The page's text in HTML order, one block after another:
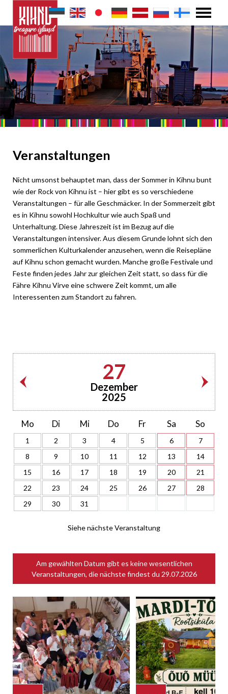
Veranstaltungen
Nicht umsonst behauptet man, dass der Sommer in Kihnu bunt
wie der Rock von Kihnu ist – hier gibt es so verschiedene
Veranstaltungen – für alle Geschmäcker. In der Sommerzeit gibt
es in Kihnu sowohl Hochkultur wie auch Spaß und
Unterhaltung. Diese Jahreszeit ist im Bezug auf die
Veranstaltungen intensiver. Aus diesem Grunde lohnt sich den
sommerlichen Kulturkalender anzusehen, wenn die Reisepläne
auf Kihnu schon gemacht wurden. Manche große Festivale und
Feste finden jedes Jahr zur gleichen Zeit statt, so dass für die
Fähre Kihnu Virve eine schwere Zeit kommt, um alle
Interessenten zum Standort zu fahren.
27
Dezember
2025
Mo Di Mi Do Fr Sa So
1 2 3 4 5 6
7
8
9 10 11 12 13
14
15
16 17 18 19 20
21
22
23 24 25 26 27
28
29
30 31
Siehe nächste Veranstaltung
Am gewählten Datum gibt es keine wesentlichen
Veranstaltungen, die nächste findest du 29.07.2026